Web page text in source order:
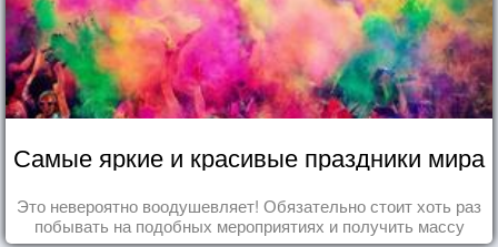
Самые яркие и красивые праздники мира
Это невероятно воодушевляет! Обязательно стоит хоть раз
побывать на подобных мероприятиях и получить массу